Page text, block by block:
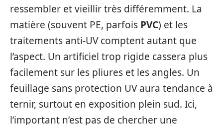
ressembler et vieillir très différemment. La
matière (souvent PE, parfois PVC) et les
traitements anti-UV comptent autant que
l’aspect. Un artificiel trop rigide cassera plus
facilement sur les pliures et les angles. Un
feuillage sans protection UV aura tendance à
ternir, surtout en exposition plein sud. Ici,
l’important n’est pas de chercher une